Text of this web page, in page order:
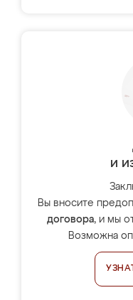
и
Вы вносите
договора, и мы
Возможна